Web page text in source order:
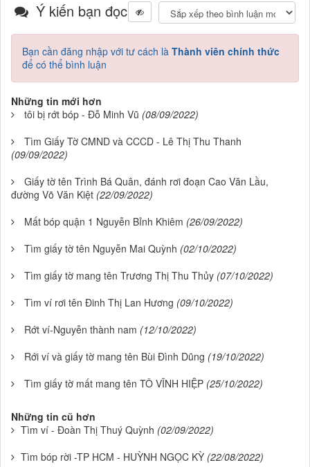
Ý kiến bạn đọc
Bạn cần đăng nhập với tư cách là Thành viên chính thức
để có thể bình luận
Những tin mới hơn
tôi bị rớt bóp - Đỗ Minh Vũ (08/09/2022)
Tìm Giấy Tờ CMND và CCCD - Lê Thị Thu Thanh
(09/09/2022)
Giấy tờ tên Trình Bá Quân, đánh rơi đoạn Cao Văn Lầu,
đường Võ Văn Kiệt (22/09/2022)
Mất bóp quận 1 Nguyễn Bỉnh Khiêm (26/09/2022)
Tìm giấy tờ tên Nguyễn Mai Quỳnh (02/10/2022)
Tìm giấy tờ mang tên Trương Thị Thu Thủy (07/10/2022)
Tìm ví rơi tên Đinh Thị Lan Hương (09/10/2022)
Rớt ví-Nguyễn thành nam (12/10/2022)
Rới ví và giấy tờ mang tên Bùi Đình Dũng (19/10/2022)
Tìm giấy tờ mất mang tên TÔ VĨNH HIỆP (25/10/2022)
Những tin cũ hơn
Tìm ví - Đoàn Thị Thuý Quỳnh (02/09/2022)
Tìm bóp rời -TP HCM - HUỲNH NGỌC KỲ (22/08/2022)